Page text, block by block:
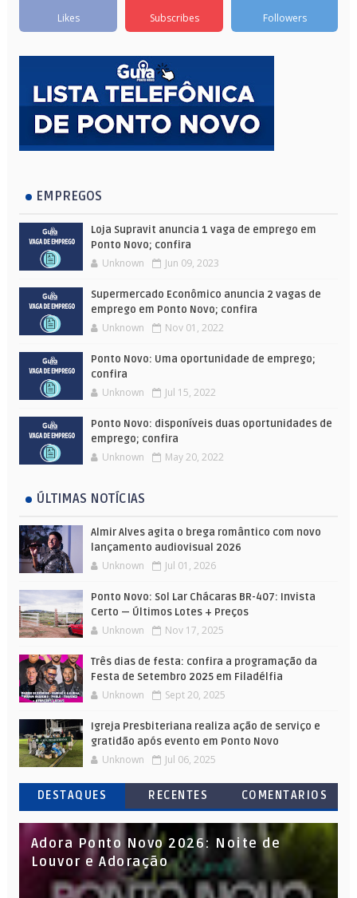
Likes Subscribes Followers
EMPREGOS
Loja Supravit anuncia 1 vaga de emprego em
Ponto Novo; confira
Unknown Jun 09, 2023
Supermercado Econômico anuncia 2 vagas de
emprego em Ponto Novo; confira
Unknown Nov 01, 2022
Ponto Novo: Uma oportunidade de emprego;
confira
Unknown Jul 15, 2022
Ponto Novo: disponíveis duas oportunidades de
emprego; confira
Unknown May 20, 2022
ÚLTIMAS NOTÍCIAS
Almir Alves agita o brega romântico com novo
lançamento audiovisual 2026
Unknown Jul 01, 2026
Ponto Novo: Sol Lar Chácaras BR-407: Invista
Certo — Últimos Lotes + Preços
Unknown Nov 17, 2025
Três dias de festa: confira a programação da
Festa de Setembro 2025 em Filadélfia
Unknown Sept 20, 2025
Igreja Presbiteriana realiza ação de serviço e
gratidão após evento em Ponto Novo
Unknown Jul 06, 2025
DESTAQUES RECENTES COMENTARIOS
Adora Ponto Novo 2026: Noite de
Louvor e Adoração